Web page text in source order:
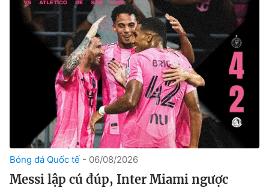
Bên lề
THỜI BÁO VTV
Theo dõi báo trên
Bóng đá Quốc tế 06/08/2026
Messi lập cú đúp, Inter Miami ngược